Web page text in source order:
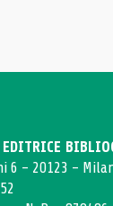
6 - 20123 -